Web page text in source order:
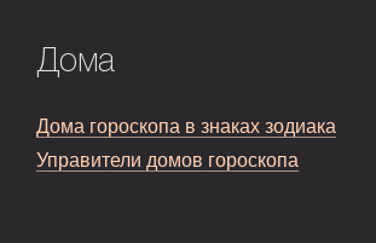
Дома
Дома гороскопа в знаках зодиака
Управители домов гороскопа